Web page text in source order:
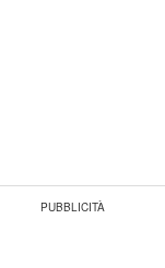
appena